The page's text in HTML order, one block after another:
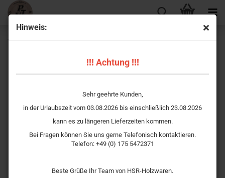
Hinweis:
!!! Achtung !!!
Sehr geehrte Kunden,
in der Urlaubszeit vom 03.08.2026 bis einschließlich 23.08.2026
kann es zu längeren Lieferzeiten kommen.
Bei Fragen können Sie uns gerne Telefonisch kontaktieren.
Telefon: +49 (0) 175 5472371
Beste Grüße Ihr Team von HSR-Holzwaren.
T274 Milan